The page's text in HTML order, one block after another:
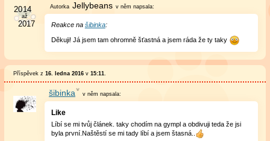
Jellybeans v něm napsala:
Reakce na šibinka:
Děkuji! Já jsem tam ohromně šťastná a jsem ráda že ty taky
Příspěvek z 16. ledna 2016v 15:11.
šibinka v němnapsala:
Like
Líbí se mi tvůj článek. taky chodím na gympl a obdivuji teda že jsi
byla první.Naštěstí se mi tady líbí a jsem štasná..